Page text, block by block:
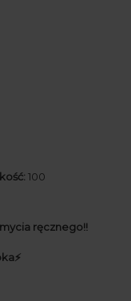
100
mycia ręcznego!!